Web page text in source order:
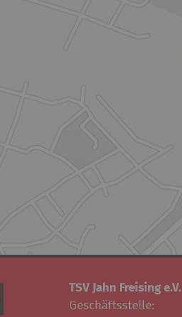
TSV Jahn Freising e.V.
Geschäftsstelle: